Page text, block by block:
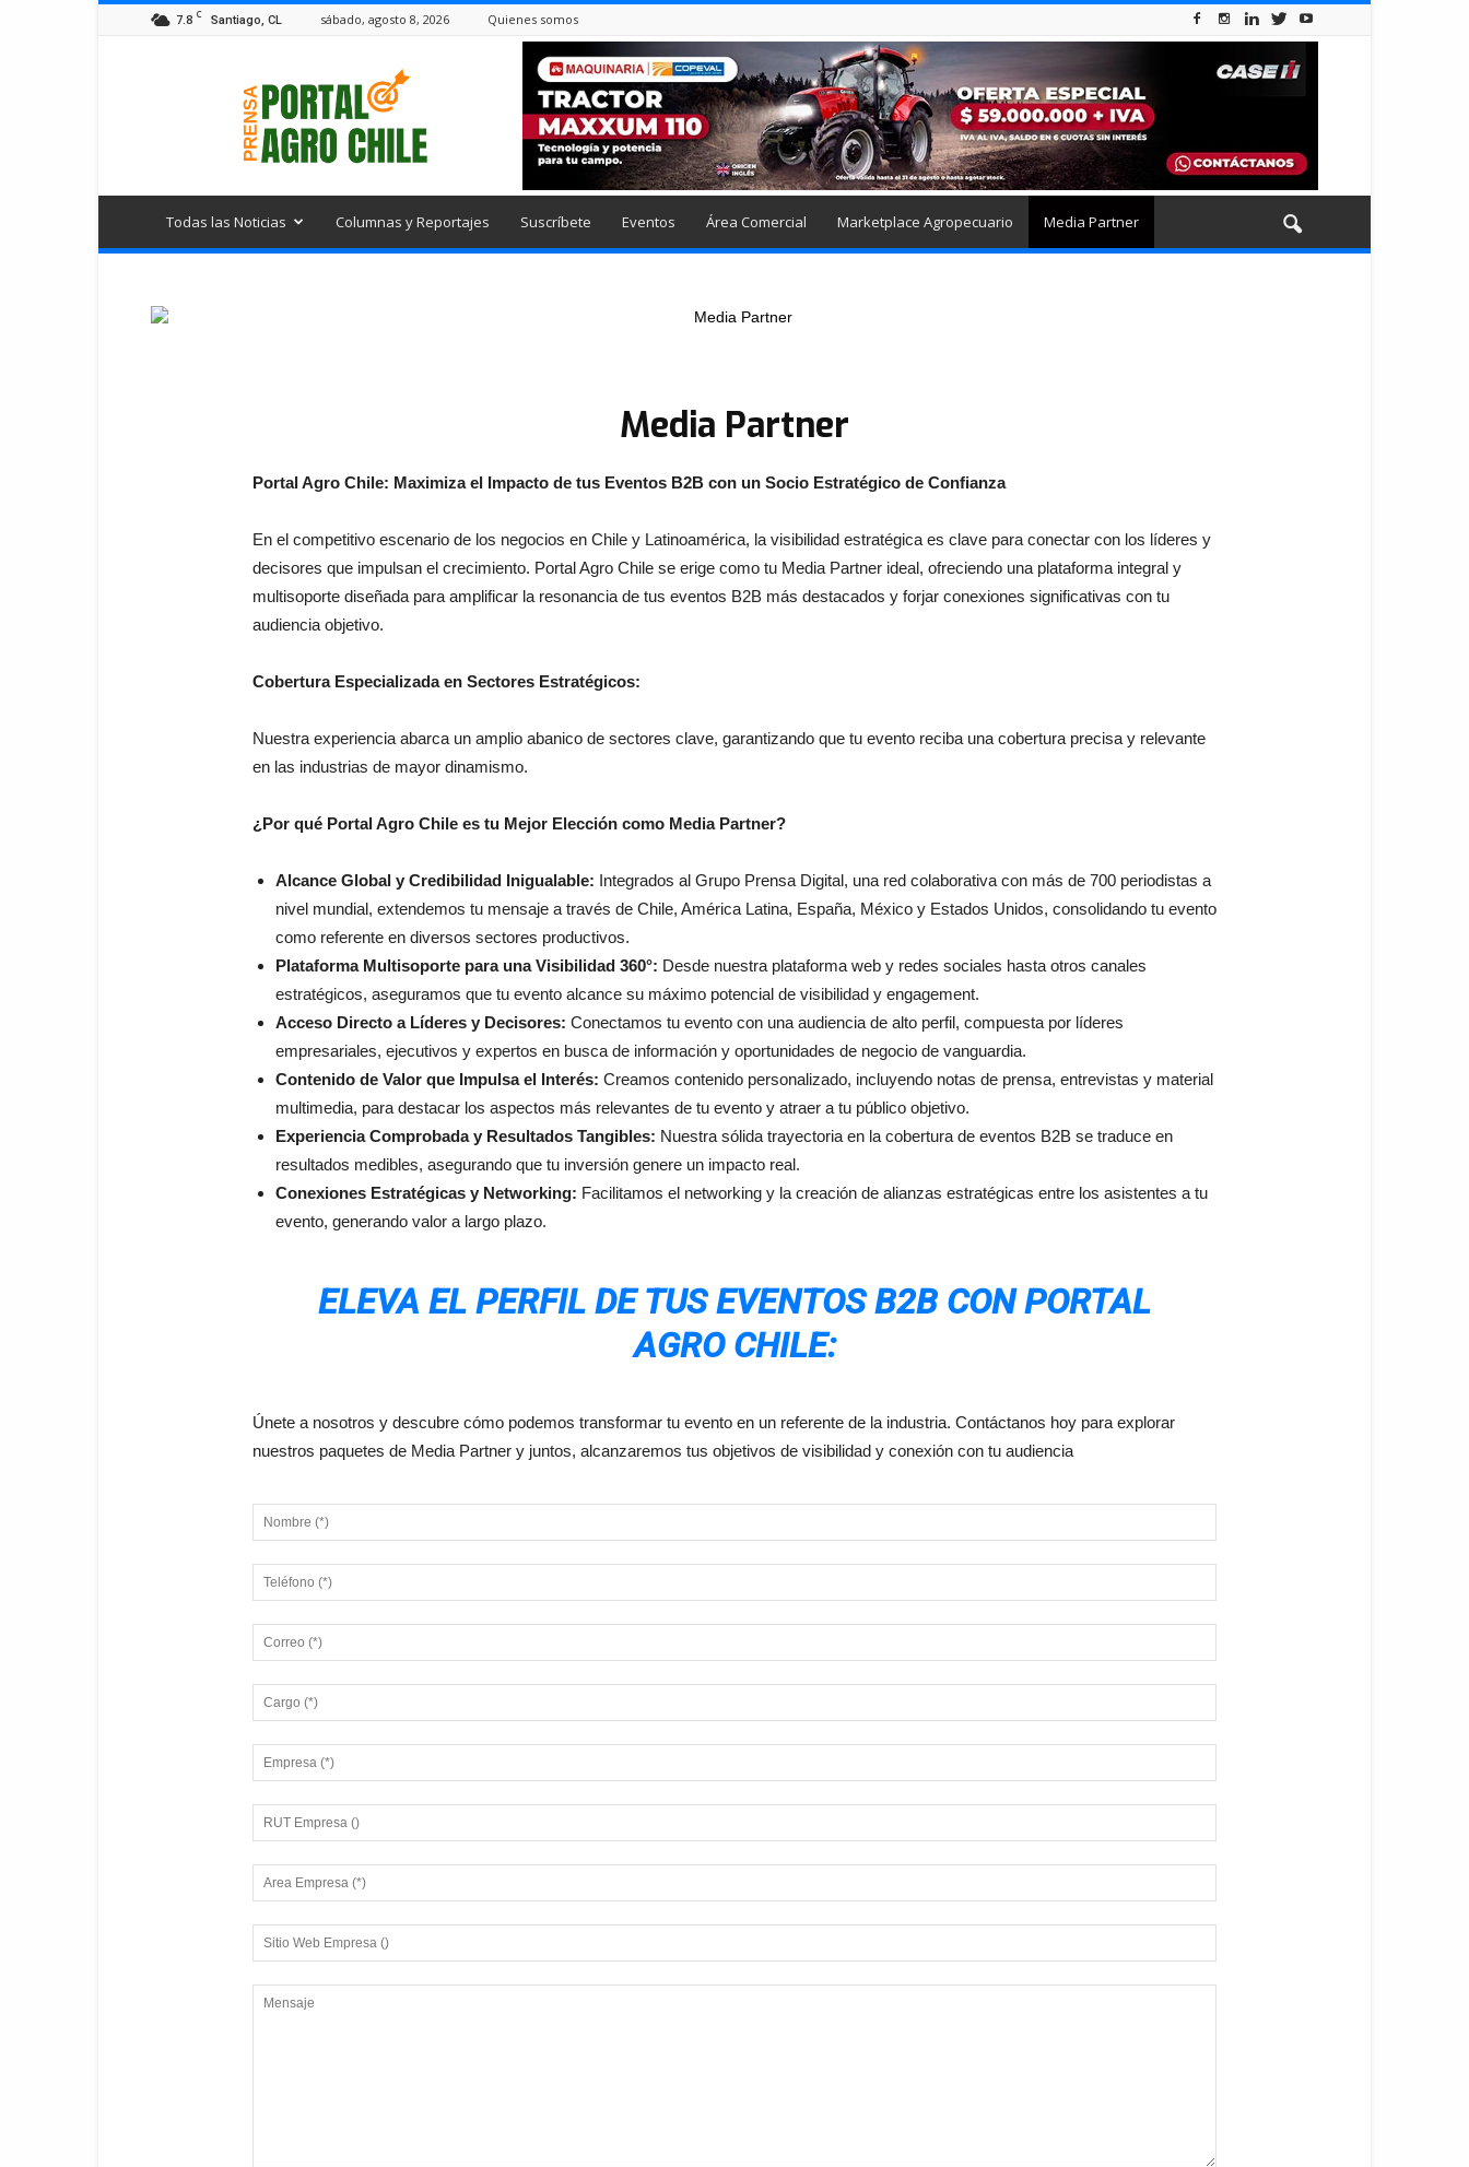
7.8 C Santiago, CL sábado, agosto 8, 2026 Quienes somos
Todas las Noticias Columnas y Reportajes Suscríbete Eventos Área Comercial Marketplace Agropecuario Media Partner
Media Partner
Portal Agro Chile: Maximiza el Impacto de tus Eventos B2B con un Socio Estratégico de Confianza
En el competitivo escenario de los negocios en Chile y Latinoamérica, la visibilidad estratégica es clave para conectar con los líderes y
decisores que impulsan el crecimiento. Portal Agro Chile se erige como tu Media Partner ideal, ofreciendo una plataforma integral y
multisoporte diseñada para amplificar la resonancia de tus eventos B2B más destacados y forjar conexiones significativas con tu
audiencia objetivo.
Cobertura Especializada en Sectores Estratégicos:
Nuestra experiencia abarca un amplio abanico de sectores clave, garantizando que tu evento reciba una cobertura precisa y relevante
en las industrias de mayor dinamismo.
¿Por qué Portal Agro Chile es tu Mejor Elección como Media Partner?
Alcance Global y Credibilidad Inigualable: Integrados al Grupo Prensa Digital, una red colaborativa con más de 700 periodistas a
nivel mundial, extendemos tu mensaje a través de Chile, América Latina, España, México y Estados Unidos, consolidando tu evento
como referente en diversos sectores productivos.
Plataforma Multisoporte para una Visibilidad 360°: Desde nuestra plataforma web y redes sociales hasta otros canales
estratégicos, aseguramos que tu evento alcance su máximo potencial de visibilidad y engagement.
Acceso Directo a Líderes y Decisores: Conectamos tu evento con una audiencia de alto perfil, compuesta por líderes
empresariales, ejecutivos y expertos en busca de información y oportunidades de negocio de vanguardia.
Contenido de Valor que Impulsa el Interés: Creamos contenido personalizado, incluyendo notas de prensa, entrevistas y material
multimedia, para destacar los aspectos más relevantes de tu evento y atraer a tu público objetivo.
Experiencia Comprobada y Resultados Tangibles: Nuestra sólida trayectoria en la cobertura de eventos B2B se traduce en
resultados medibles, asegurando que tu inversión genere un impacto real.
Conexiones Estratégicas y Networking: Facilitamos el networking y la creación de alianzas estratégicas entre los asistentes a tu
evento, generando valor a largo plazo.
ELEVA EL PERFIL DE TUS EVENTOS B2B CON PORTAL
AGRO CHILE:
Únete a nosotros y descubre cómo podemos transformar tu evento en un referente de la industria. Contáctanos hoy para explorar
nuestros paquetes de Media Partner y juntos, alcanzaremos tus objetivos de visibilidad y conexión con tu audiencia